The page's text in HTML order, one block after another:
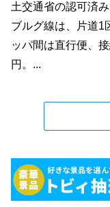
土交通省の認可済
ブルグ線は、片道1
ッパ間は直行便、
円。...